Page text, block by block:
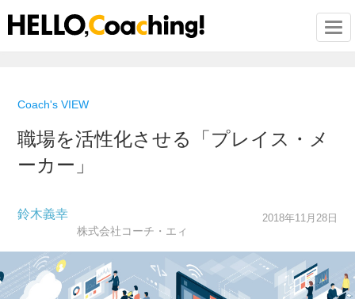
Coach's VIEW
職場を活性化させる「プレイス・メ
ーカー」
鈴木義幸
株式会社コーチ・エィ
2018年11月28日